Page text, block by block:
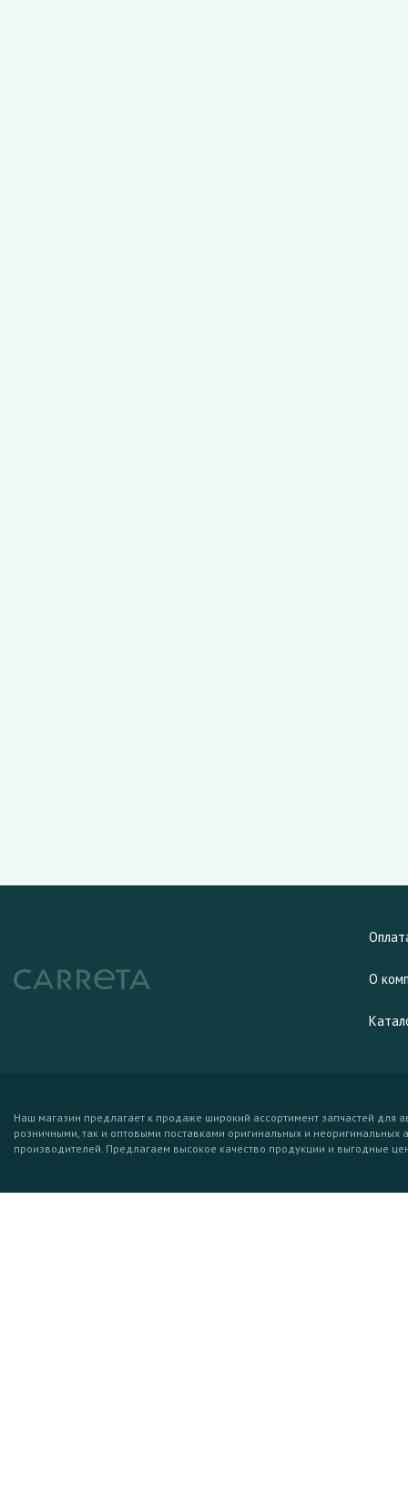
О
Наш магазин предлагает к продаже широкий ассортимент запчастей для
розничными, так и оптовыми поставками оригинальных и неоригинальных
производителей. Предлагаем высокое качество продукции и выгодные